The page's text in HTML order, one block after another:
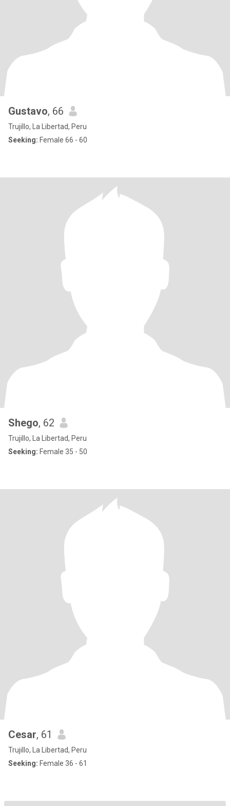
Gustavo, 66
Trujillo, La Libertad, Peru
Seeking: Female 66 - 60
Shego, 62
Trujillo, La Libertad, Peru
Seeking: Female 35 - 50
Cesar, 61
Trujillo, La Libertad, Peru
Seeking: Female 36 - 61